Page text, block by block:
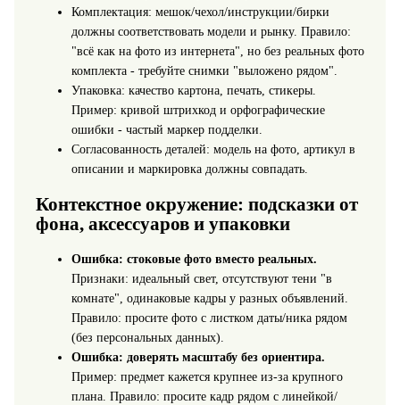
Комплектация: мешок/чехол/инструкции/бирки
должны соответствовать модели и рынку. Правило:
"всё как на фото из интернета", но без реальных фото
комплекта - требуйте снимки "выложено рядом".
Упаковка: качество картона, печать, стикеры.
Пример: кривой штрихкод и орфографические
ошибки - частый маркер подделки.
Согласованность деталей: модель на фото, артикул в
описании и маркировка должны совпадать.
Контекстное окружение: подсказки от
фона, аксессуаров и упаковки
Ошибка: стоковые фото вместо реальных.
Признаки: идеальный свет, отсутствуют тени "в
комнате", одинаковые кадры у разных объявлений.
Правило: просите фото с листком даты/ника рядом
(без персональных данных).
Ошибка: доверять масштабу без ориентира.
Пример: предмет кажется крупнее из‑за крупного
плана. Правило: просите кадр рядом с линейкой/